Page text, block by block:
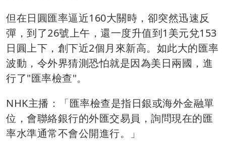
但在日圓匯率逼近160大關時，卻突然迅速反
彈，到了26號上午，還一度升值到1美元兌153
日圓上下，創下近2個月來新高。如此大的匯率
波動，令外界猜測恐怕就是因為美日兩國，進
行了"匯率檢查"。
NHK主播：「匯率檢查是指日銀或海外金融單
位，會聯絡銀行的外匯交易員，詢問現在的匯
率水準通常不會公開進行。」